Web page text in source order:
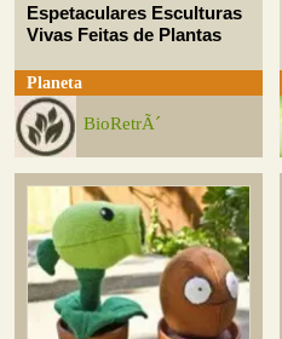
Espetaculares Esculturas
Vivas Feitas de Plantas
Planeta
BioRetrÃ´